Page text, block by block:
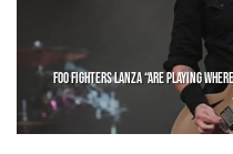
FOO FIGHTERS LANZA “ARE PLAYING